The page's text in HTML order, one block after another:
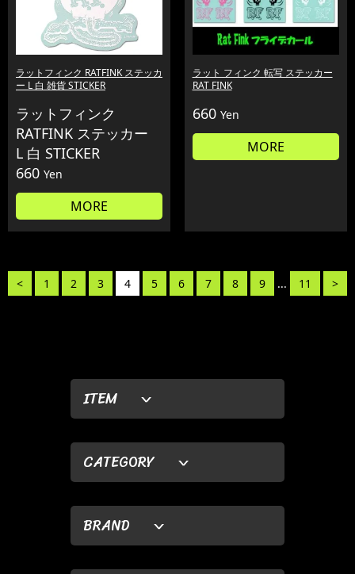
ITEM
CATEGORY
BRAND
ラットフィンク RATFINK ステッカ
ー L 白 雑貨 STICKER
ラットフィンク
RATFINK ステッカー
L 白 STICKER
660 Yen
MORE
ラット フィンク 転写 ステッカー
RAT FINK
660 Yen
MORE
< 1 2 3 4 5 6 7 8 9 ... 11 >